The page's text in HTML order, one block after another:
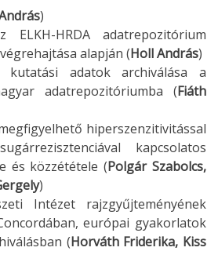
)
ELKH-HRDA adatrepozitórium
alapján (Holl András)
kutatási adatok archiválása a
adatrepozitóriumba (Fiáth
hiperszenzitivitással
kapcsolatos
és közzététele (Polgár Szabolcs,
)
Intézet rajzgyűjteményének
európai gyakorlatok
(Horváth Friderika, Kiss